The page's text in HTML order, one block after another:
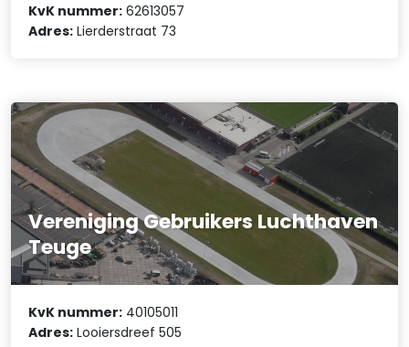
KvK nummer: 62613057
Adres: Lierderstraat 73
Vereniging Gebruikers Luchthaven
Teuge
KvK nummer: 40105011
Adres: Looiersdreef 505